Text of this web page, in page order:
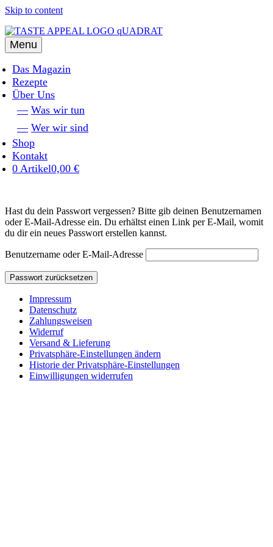
Skip to content
Menu
Das Magazin
Rezepte
Über Uns
Was wir tun
Wer wir sind
Shop
Kontakt
0 Artikel0,00 €
Hast du dein Passwort vergessen? Bitte gib deinen Benutzernamen
oder E-Mail-Adresse ein. Du erhältst einen Link per E-Mail, womit
du dir ein neues Passwort erstellen kannst.
Benutzername oder E-Mail-Adresse
Passwort zurücksetzen
Impressum
Datenschutz
Zahlungsweisen
Widerruf
Versand & Lieferung
Privatsphäre-Einstellungen ändern
Historie der Privatsphäre-Einstellungen
Einwilligungen widerrufen